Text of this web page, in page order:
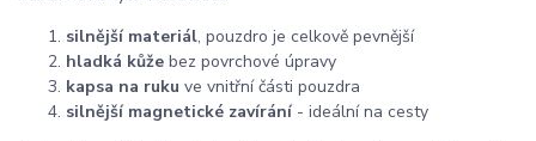
silnější materiál, pouzdro je celkově pevnější
hladká kůže bez povrchové úpravy
kapsa na ruku ve vnitřní části pouzdra
silnější magnetické zavírání- ideální na cesty